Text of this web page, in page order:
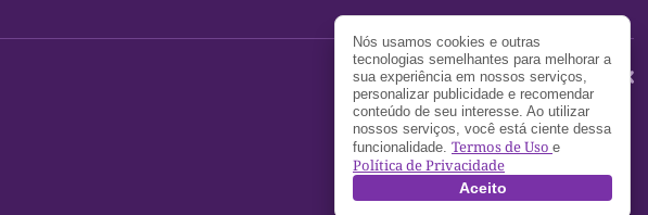
Nós usamos cookies e outras
tecnologias semelhantes para melhorar a
sua experiência em nossos serviços,
personalizar publicidade e recomendar
conteúdo de seu interesse. Ao utilizar
nossos serviços, você está ciente dessa
funcionalidade. Termos de Uso e
Política de Privacidade
Aceito